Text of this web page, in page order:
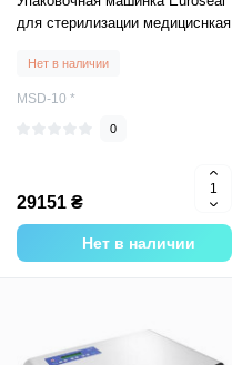
для стерилизации медициснкая
Нет в наличии
MSD-10 *
0
29151 ₴
Нет в наличии